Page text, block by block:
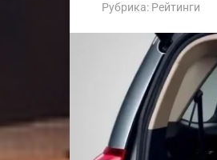
Рубрика: Рейтинги